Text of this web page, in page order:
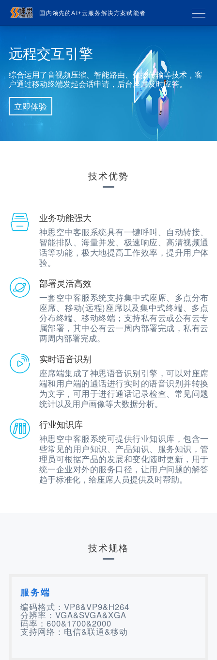
国内领先的AI+云服务解决方案赋能者
远程交互引擎
综合运用了音视频压缩、智能路由、数据传输等技术，客
户通过移动终端发起会话申请，后台座席及时应答。
立即体验
技术优势
业务功能强大
神思空中客服系统具有一键呼叫、自动转接、
智能排队、海量并发、极速响应、高清视频通
话等功能，极大地提高工作效率，提升用户体
验。
部署灵活高效
一套空中客服系统支持集中式座席、多点分布
座席、移动(远程)座席以及集中式终端、多点
分布终端、移动终端；支持私有云或公有云专
属部署，其中公有云一周内部署完成，私有云
两周内部署完成。
实时语音识别
座席端集成了神思语音识别引擎，可以对座席
端和用户端的通话进行实时的语音识别并转换
为文字，可用于进行通话记录检查、常见问题
统计以及用户画像等大数据分析。
行业知识库
神思空中客服系统可提供行业知识库，包含一
些常见的用户知识、产品知识、服务知识，管
理员可根据产品的发展和变化随时更新，用于
统一企业对外的服务口径，让用户问题的解答
趋于标准化，给座席人员提供及时帮助。
技术规格
服务端
编码格式：VP8&VP9&H264
分辨率：VGA&SVGA&XGA
码率：600&1700&2000
支持网络：电信&联通&移动